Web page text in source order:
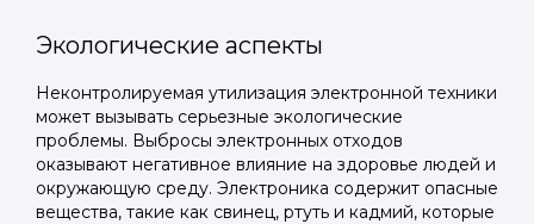
Экологические аспекты
Неконтролируемая утилизация электронной техники
может вызывать серьезные экологические
проблемы. Выбросы электронных отходов
оказывают негативное влияние на здоровье людей и
окружающую среду. Электроника содержит опасные
вещества, такие как свинец, ртуть и кадмий, которые